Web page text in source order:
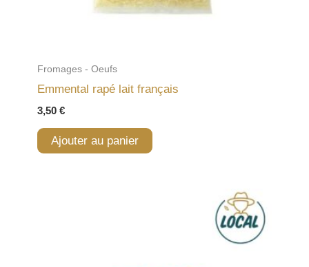
Fromages - Oeufs
Emmental rapé lait français
3,50 €
Ajouter au panier